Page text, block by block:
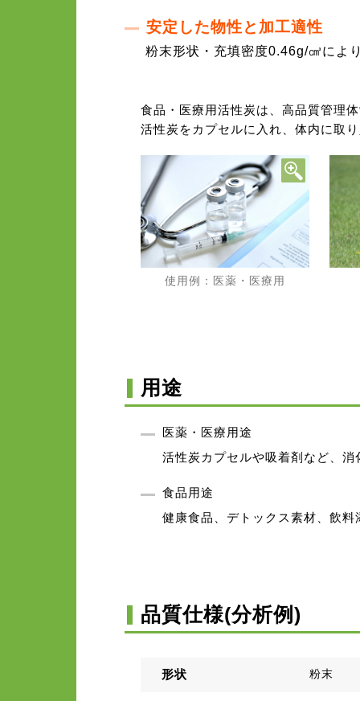
安定した物性と加工適性
粉末形状・充填密度0.46g/㎤によ
食品・医療用活性炭は、高品質管理
活性炭をカプセルに入れ、体内に取
使用例：医薬・医療用
用途
医薬・医療用途
活性炭カプセルや吸着剤など、
食品用途
健康食品、デトックス素材、飲
品質仕様(分析例)
形状 粉末